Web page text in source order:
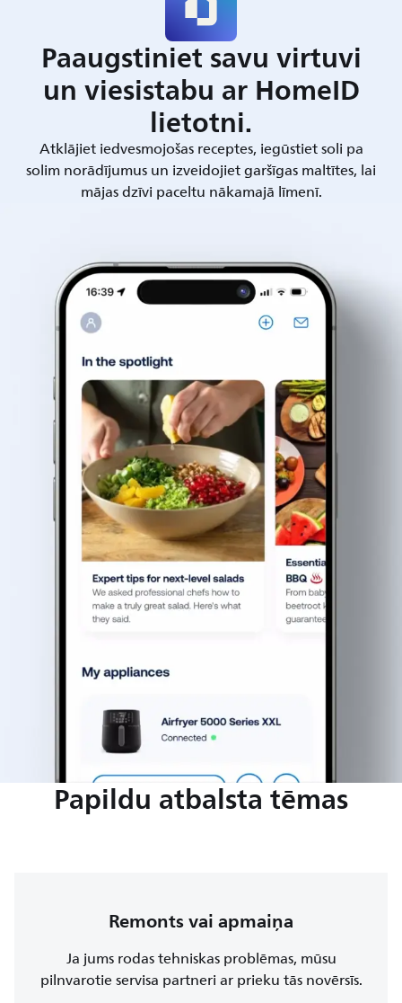
Paaugstiniet savu virtuvi
un viesistabu ar HomeID
lietotni.
Atklājiet iedvesmojošas receptes, iegūstiet soli pa
solim norādījumus un izveidojiet garšīgas maltītes, lai
mājas dzīvi paceltu nākamajā līmenī.
Papildu atbalsta tēmas
Remonts vai apmaiņa
Ja jums rodas tehniskas problēmas, mūsu
pilnvarotie servisa partneri ar prieku tās novērsīs.